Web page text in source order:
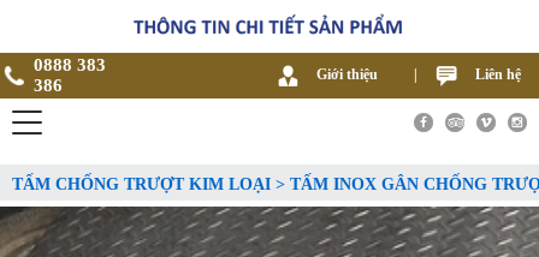
0888 383
386
Giới thiệu Liên hệ
TẤM CHỐNG TRƯỢT KIM LOẠI > TẤM INOX GÂN CHỐNG